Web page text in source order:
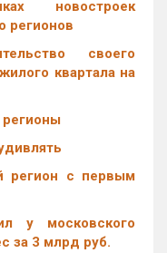
новостроек
регионов
своего
квартала на
регионы
регион с первым
у московского
за 3 млрд руб.